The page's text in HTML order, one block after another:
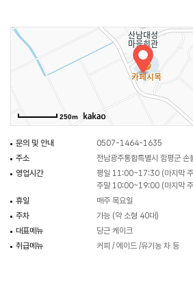
앉는 자리마다 새로운 공간으로 이동한 듯한 특별
지참하면 반려동물과 동반이 가능하며, 아이들 역
가능한 열린 공간이다.
250m
문의 및 안내
0507-1464-1635
주소
전남광주통합특별시 함평군
영업시간
평일 11:00~17:30 (마지막
주말 10:00~19:00 (마지막
휴일
매주 목요일
주차
가능 (약 소형 40대)
대표메뉴
당근 케이크
취급메뉴
커피 / 에이드 /유기농 차 등